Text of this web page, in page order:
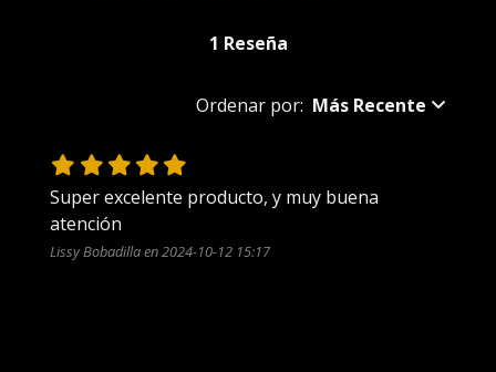
1 Reseña
Ordenar por: Más Recente
Super excelente producto, y muy buena
Lissy Bobadilla en 2024-10-12 15:17